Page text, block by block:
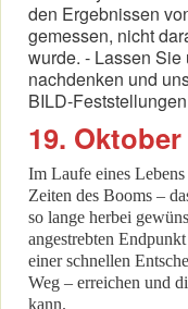
den Ergebnissen
gemessen, nicht
wurde. - Lassen
nachdenken und
BILD-
19.
Im Laufe eines
Zeiten des Booms –
so lange herbei
angestrebten
einer schnellen
Weg – erreichen und
kann.